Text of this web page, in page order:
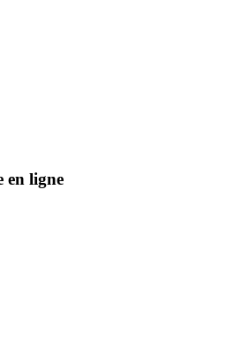
en ligne